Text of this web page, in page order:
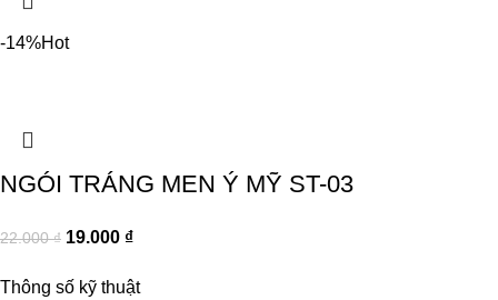
-14%Hot
NGÓI TRÁNG MEN Ý MỸ ST-03
22.000₫ 19.000 ₫
Thông số kỹ thuật